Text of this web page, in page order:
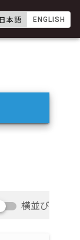
日本語 ENGLISH
横並び